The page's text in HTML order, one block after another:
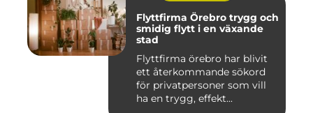
Flyttfirma Örebro trygg och
smidig flytt i en växande
stad
Flyttfirma örebro har blivit
ett återkommande sökord
för privatpersoner som vill
ha en trygg, effekt...